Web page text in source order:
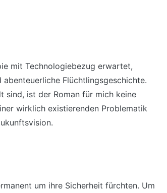
mit Technologiebezug erwartet,
Flüchtlingsgeschichte.
sind, ist der Roman für mich keine
wirklich existierenden Problematik
um ihre Sicherheit fürchten. Um